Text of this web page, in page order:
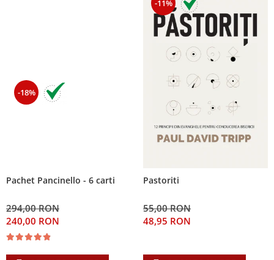
-18%
Pachet Pancinello - 6 carti
294,00 RON
240,00 RON
-11%
Pastoriti
55,00 RON
48,95 RON